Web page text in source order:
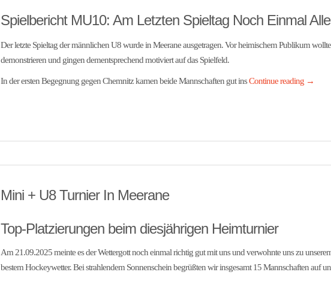
Spielbericht MU10: Am Letzten Spieltag Noch Einmal
Der letzte Spieltag der männlichen U8 wurde in Meerane ausgetragen. Vor heimischem Publikum
demonstrieren und gingen dementsprechend motiviert auf das Spielfeld.
In der ersten Begegnung gegen Chemnitz kamen beide Mannschaften gut insContinue reading →
Mini + U8 Turnier In Meerane
Top-Platzierungen beim diesjährigen Heimturnier
Am 21.09.2025 meinte es der Wettergott noch einmal richtig gut mit uns und verwohnte uns zu
bestem Hockeywetter. Bei strahlendem Sonnenschein begrüßten wir insgesamt 15 Mannschaften auf